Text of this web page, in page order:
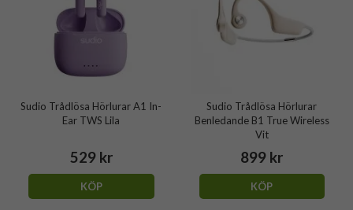
Sudio Trådlösa Hörlurar A1 In-
Ear TWS Lila
529 kr
KÖP
Sudio Trådlösa Hörlurar
Benledande B1 True Wireless
Vit
899 kr
KÖP